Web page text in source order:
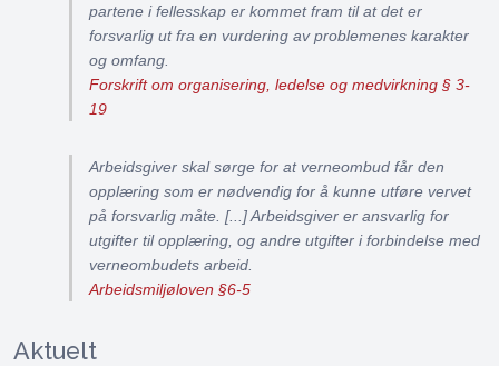
partene i fellesskap er kommet fram til at det er
forsvarlig ut fra en vurdering av problemenes karakter
og omfang.
Forskrift om organisering, ledelse og medvirkning § 3-
19
Arbeidsgiver skal sørge for at verneombud får den
opplæring som er nødvendig for å kunne utføre vervet
på forsvarlig måte. [...] Arbeidsgiver er ansvarlig for
utgifter til opplæring, og andre utgifter i forbindelse med
verneombudets arbeid.
Arbeidsmiljøloven §6-5
Aktuelt